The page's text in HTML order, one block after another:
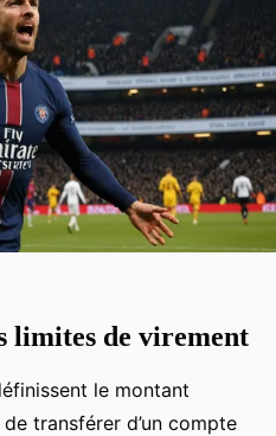
limites de virement
le montant
transférer d’un compte